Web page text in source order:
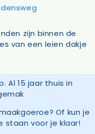
zijn binnen de
van een leien dakje
Of kun je
staan voor je klaar!